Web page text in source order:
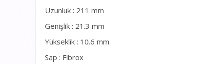
Uzunluk : 211 mm
Genişlik : 21.3 mm
Yükseklik : 10.6 mm
Sap : Fibrox